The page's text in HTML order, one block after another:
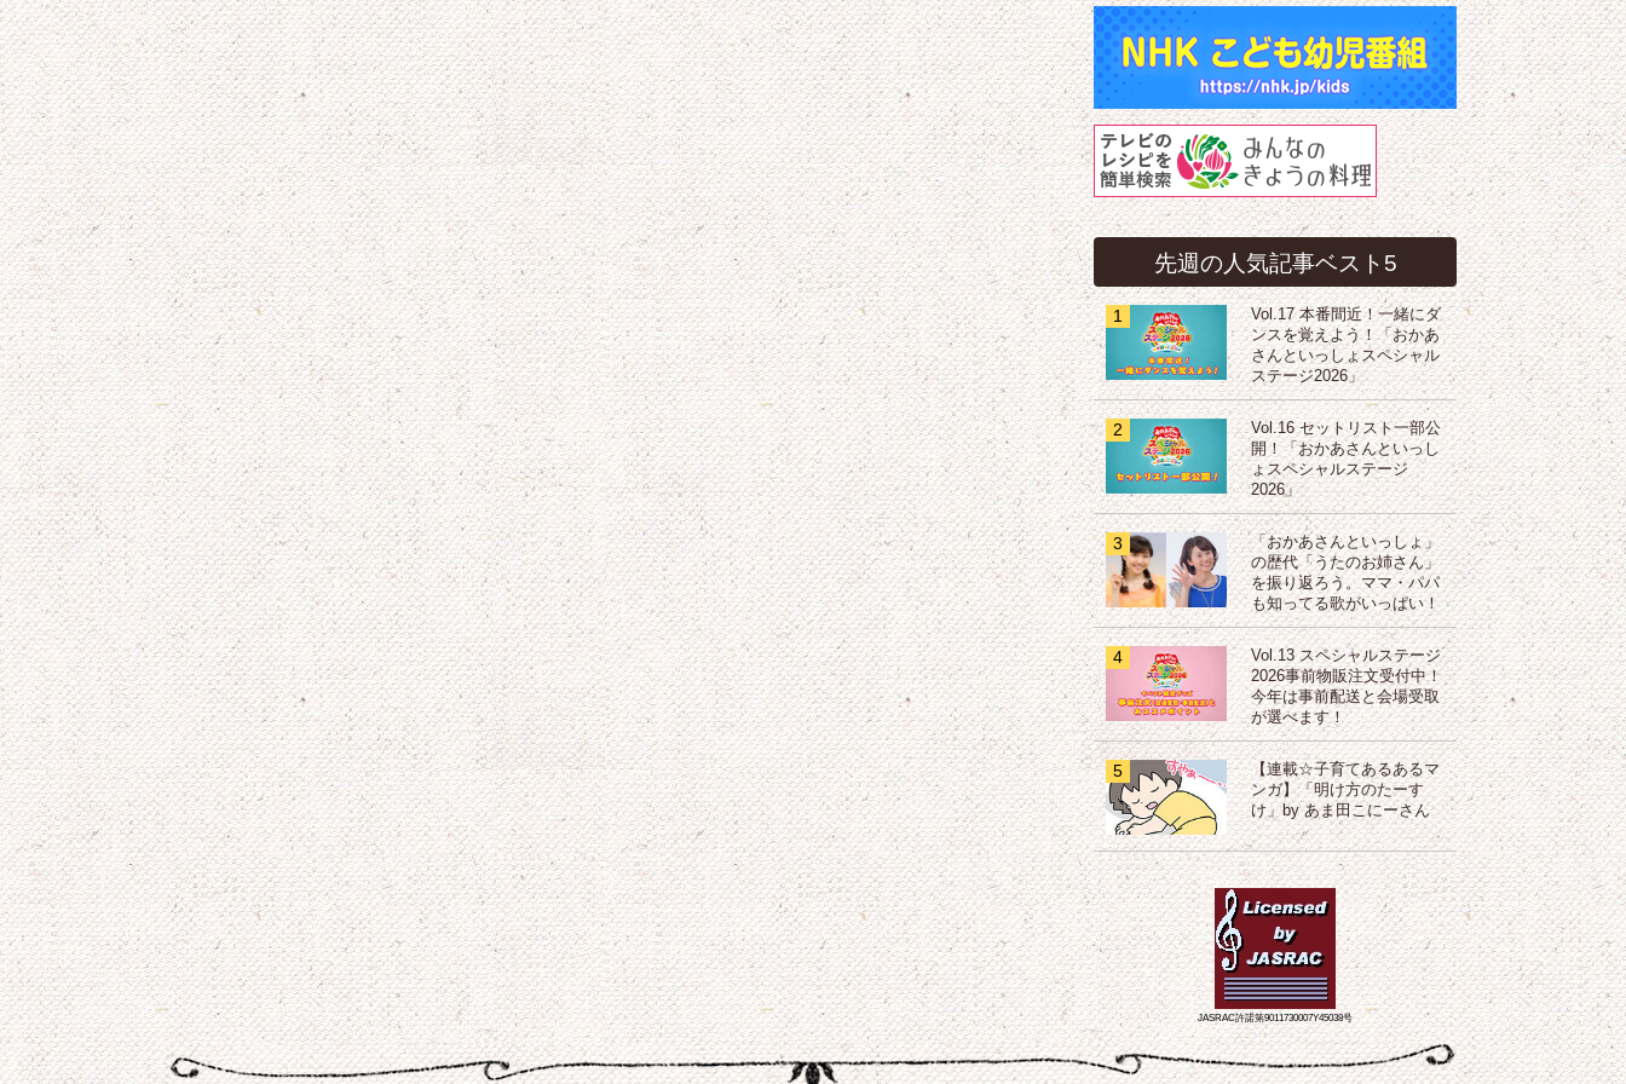
先週の人気記事ベスト5
1
Vol.17 本番間近！一緒にダ
ンスを覚えよう！「おかあ
さんといっしょスペシャル
ステージ2026」
2
Vol.16 セットリスト一部公
開！「おかあさんといっし
ょスペシャルステージ
2026」
3
「おかあさんといっしょ」
の歴代「うたのお姉さん」
を振り返ろう。ママ・パパ
も知ってる歌がいっぱい！
4
Vol.13 スペシャルステージ
2026事前物販注文受付中！
今年は事前配送と会場受取
が選べます！
5
【連載☆子育てあるあるマ
ンガ】「明け方のたーす
け」by あま田こにーさん
JASRAC許諾第9011730007Y45038号